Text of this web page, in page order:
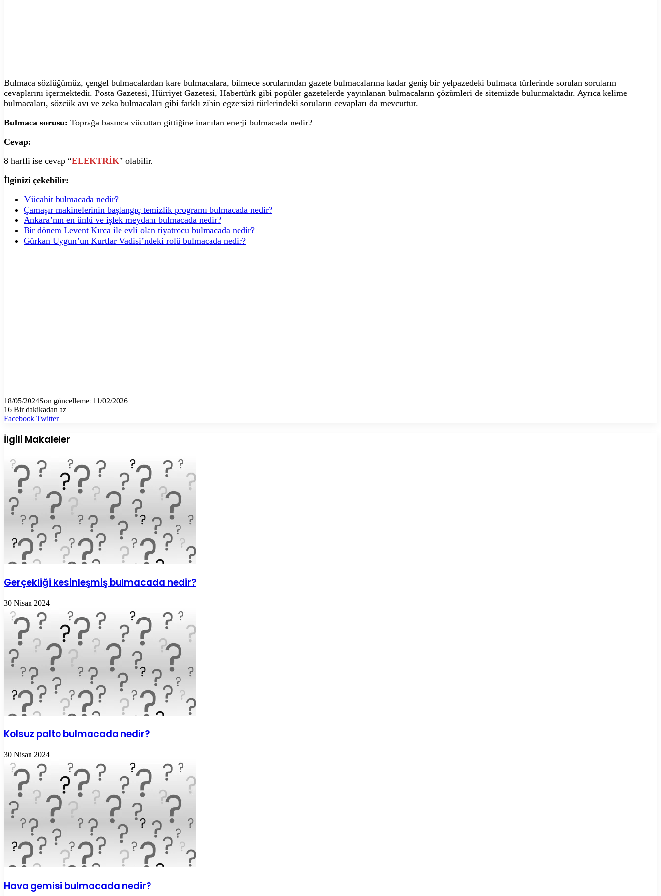
Bulmaca sözlüğümüz, çengel bulmacalardan kare bulmacalara, bilmece sorularından gazete bulmacalarına kadar geniş bir yelpazedeki bulmaca türlerinde sorulan soruların
cevaplarını içermektedir. Posta Gazetesi, Hürriyet Gazetesi, Habertürk gibi popüler gazetelerde yayınlanan bulmacaların çözümleri de sitemizde bulunmaktadır. Ayrıca kelime
bulmacaları, sözcük avı ve zeka bulmacaları gibi farklı zihin egzersizi türlerindeki soruların cevapları da mevcuttur.
Bulmaca sorusu: Toprağa basınca vücuttan gittiğine inanılan enerji bulmacada nedir?
Cevap:
8 harfli ise cevap “ELEKTRİK” olabilir.
İlginizi çekebilir:
Mücahit bulmacada nedir?
Çamaşır makinelerinin başlangıç temizlik programı bulmacada nedir?
Ankara’nın en ünlü ve işlek meydanı bulmacada nedir?
Bir dönem Levent Kırca ile evli olan tiyatrocu bulmacada nedir?
Gürkan Uygun’un Kurtlar Vadisi’ndeki rolü bulmacada nedir?
18/05/2024Son güncelleme: 11/02/2026
16 Bir dakikadan az
Facebook TwitterLinkedIn
Tumblr
Pinterest
Reddit
VKontakte
E-
ile
paylaş
Yazdır
İlgili Makaleler
Gerçekliği kesinleşmiş bulmacada nedir?
30 Nisan 2024
Kolsuz palto bulmacada nedir?
30 Nisan 2024
Hava gemisi bulmacada nedir?